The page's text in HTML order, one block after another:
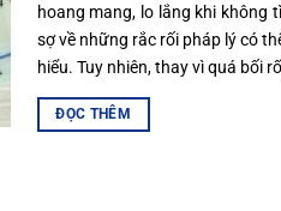
hoang mang, lo lắng khi không
sợ về những rắc rối pháp lý có
hiểu. Tuy nhiên, thay vì quá bối
ĐỌC THÊM